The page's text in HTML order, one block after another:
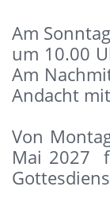
Am
um 10.00
Am
Andacht
Von
Mai 2027